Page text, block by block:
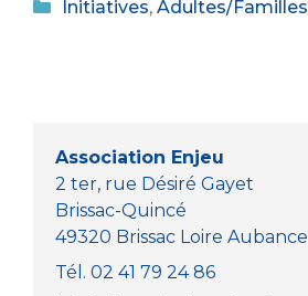
c
o
k
it a
p
ss
er
Initiatives, Adultes/Familles
Association Enjeu
2 ter, rue Désiré Gayet
Brissac-Quincé
49320 Brissac Loire Aubance
Tél. 02 41 79 24 86